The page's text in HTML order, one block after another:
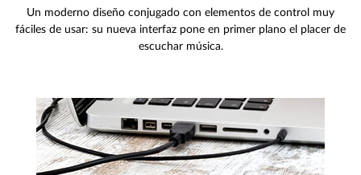
Un moderno diseño conjugado con elementos de control muy
fáciles de usar: su nueva interfaz pone en primer plano el placer de
escuchar música.